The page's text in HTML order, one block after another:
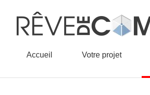
Accueil Votre projet